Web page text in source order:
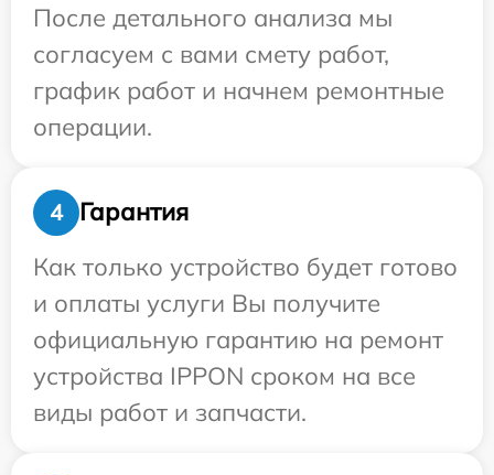
После детального анализа мы
согласуем с вами смету работ,
график работ и начнем ремонтные
операции.
4
Гарантия
Как только устройство будет готово
и оплаты услуги Вы получите
официальную гарантию на ремонт
устройства IPPON сроком на все
виды работ и запчасти.